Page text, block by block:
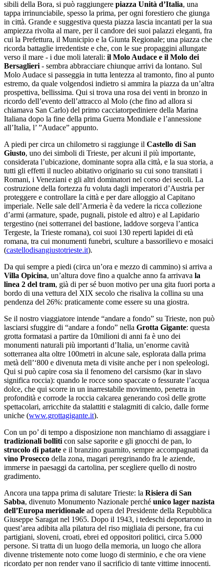
sibili della Bora, si può raggiungere piazza Unità d’Italia, una
tappa irrinunciabile, spesso la prima, per ogni forestiero che giunga
in città. Grande e suggestiva questa piazza lascia incantati per la sua
ampiezza rivolta al mare, per il candore dei suoi palazzi eleganti, fra
cui la Prefettura, il Municipio e la Giunta Regionale; una piazza che
ricorda battaglie irredentiste e che, con le sue propaggini allungate
verso il mare - i due moli laterali: il Molo Audace e il Molo dei
Bersaglieri - sembra abbracciare chiunque arrivi da lontano. Sul
Molo Audace si passeggia in tutta lentezza al tramonto, fino al punto
estremo, da quale volgendosi indietro si ammira la piazza da un’altra
prospettiva, bellissima. Qui si trova una rosa dei venti in bronzo in
ricordo dell’evento dell’attracco al Molo (che fino ad allora si
chiamava San Carlo) del primo cacciatorpediniere della Marina
Italiana dopo la fine della prima Guerra Mondiale e l’annessione
all’Italia, l’ ”Audace” appunto.
A piedi per circa un chilometro si raggiunge il Castello di San
Giusto, uno dei simboli di Trieste, per alcuni il più importante,
considerata l’ubicazione, dominante sopra alla città, e la sua storia, a
tutti gli effetti il nucleo abitativo originario su cui sono transitati i
Romani, i Veneziani e gli altri dominatori nel corso dei secoli. La
costruzione della fortezza fu voluta dagli imperatori d’Austria per
proteggere e controllare la città e per dare alloggio al Capitano
imperiale. Nelle sale dell’Armeria è da vedere la ricca collezione
d’armi (armature, spade, pugnali, pistole ed altro) e al Lapidario
tergestino (nei sotterranei del bastione, laddove sorgeva l’antica
Tergeste, la Trieste romana), coi suoi 130 reperti lapidei di età
romana, tra cui monumenti funebri, sculture a bassorilievo e mosaici
(castellodisangiustotrieste.it).
Da qui sempre a piedi (circa un’ora e mezzo di cammino) si arriva a
Villa Opicina, un’altura dove fino a qualche anno fa arrivava la
linea 2 del tram, già di per sé buon motivo per una gita fuori porta a
bordo di una vettura del XIX secolo che risaliva la collina su una
pendenza del 26%: praticamente come essere su una giostra.
Se il nostro viaggiatore intende “andare a fondo” su Trieste, non può
lasciarsi sfuggire di “andare a fondo” nella Grotta Gigante: questa
grotta formatasi a partire da 10milioni di anni fa è uno dei
monumenti naturali più importanti d’Italia, un’enorme cavità
sotterranea alta oltre 100metri in alcune sale, esplorata dalla prima
metà dell’‘800 e divenuta meta di visite anche per i non speleologi.
Qui si può capire cosa sia il fenomeno del carsismo (kar in slavo
significa roccia): quando le rocce sono spaccate o fessurate l’acqua
dolce, che qui scorre in un inarrestabile movimento, penetra in
profondità e corrode la roccia calcarea generando così delle grotte
spettacolari, arricchite da stalattiti e stalagmiti di calcio, dalle forme
uniche (www.grottagigante.it).
Con un po’ di tempo a disposizione non manchiamo di assaggiare i
tradizionali bolliti con salse saporite e gli gnocchi de pan, lo
strucolo di patate e il branzino guarnito, sempre accompagnati da
vino Prosecco della zona, magari peregrinando fra le aziende,
immerse in paesaggi da cartolina, per scegliere quello di nostro
gradimento.
Ancora una tappa prima di salutare Trieste: la Risiera di San
Sabba, divenuto Monumento Nazionale perché unico lager nazista
dell’Europa meridionale ad opera del Presidente della Repubblica
Giuseppe Saragat nel 1965. Dopo il 1943, i tedeschi deportarono in
quest’area adibita alla pilatura del riso migliaia di persone, fra cui
partigiani, sloveni, croati, ebrei ed oppositori politici, circa 5.000
persone. Si tratta di un luogo della memoria, un luogo che allora
divenne tristemente noto come luogo di sterminio, e che ora viene
ricordato per non render vano il sacrificio di tante vittime innocenti.